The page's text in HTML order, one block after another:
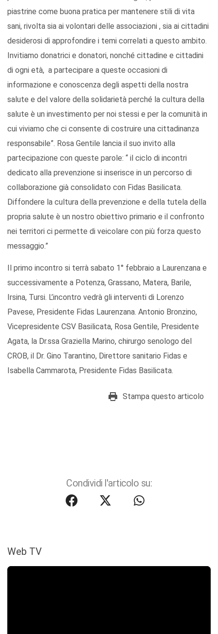
piastrine come buona pratica per mantenere stili di vita
sani, rivolta sia ai volontari delle associazioni , sia ai cittadini
desiderosi di approfondire i temi correlati a questo ambito.
Invitiamo donatrici e donatori, nonché cittadine e cittadini
di ogni età, a partecipare a queste occasioni di
informazione e conoscenza degli aspetti della nostra
salute e del valore della solidarietà perché la cultura della
salute è un investimento per noi stessi e per la comunità in
cui viviamo che ci consente di costruire una cittadinanza
responsabile”. Rosa Gentile lancia il suo invito alla
partecipazione con queste parole: “ il ciclo di incontri
dedicato alla prevenzione si inserisce in un percorso di
collaborazione già consolidato con Fidas Basilicata.
Diffondere la cultura della prevenzione e della tutela della
propria salute è un nostro obiettivo primario e il confronto
nei territori ci permette di veicolare con più forza questo
messaggio.”
Il primo incontro si terrà sabato 1° febbraio a Laurenzana e
successivamente a Potenza, Grassano, Matera, Barile,
Irsina, Tursi. L’incontro vedrà gli interventi di Lorenzo
Pavese, Presidente Fidas Laurenzana. Antonio Bronzino,
Vicepresidente CSV Basilicata, Rosa Gentile, Presidente
Agata, la Dr.ssa Graziella Marino, chirurgo senologo del
CROB, il Dr. Gino Tarantino, Direttore sanitario Fidas e
Isabella Cammarota, Presidente Fidas Basilicata.
Stampa questo articolo
Condividi l'articolo su:
Web TV